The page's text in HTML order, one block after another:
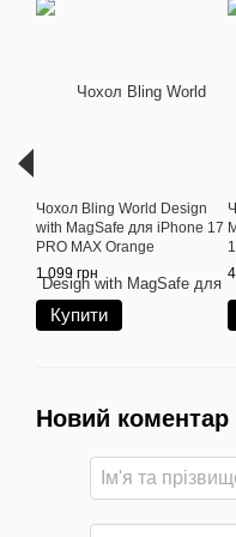
Чохол Bling World Design
with MagSafe для iPhone 17
PRO MAX Orange
1 099 грн
Купити
Новий коментар